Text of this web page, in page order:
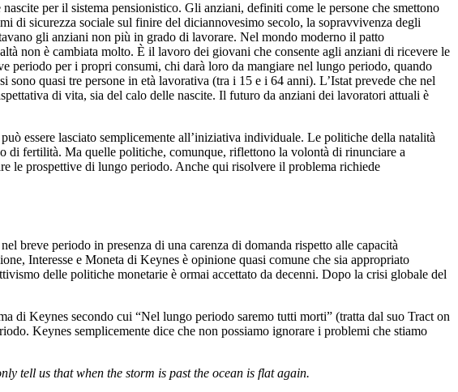
per il sistema pensionistico. Gli anziani, definiti come le persone che smettono
di sicurezza sociale sul finire del diciannovesimo secolo, la sopravvivenza degli
gli anziani non più in grado di lavorare. Nel mondo moderno il patto
non è cambiata molto. È il lavoro dei giovani che consente agli anziani di ricevere le
periodo per i propri consumi, chi darà loro da mangiare nel lungo periodo, quando
quasi tre persone in età lavorativa (tra i 15 e i 64 anni). L’Istat prevede che nel
di vita, sia del calo delle nascite. Il futuro da anziani dei lavoratori attuali è
essere lasciato semplicemente all’iniziativa individuale. Le politiche della natalità
di fertilità. Ma quelle politiche, comunque, riflettono la volontà di rinunciare a
le prospettive di lungo periodo. Anche qui risolvere il problema richiede
breve periodo in presenza di una carenza di domanda rispetto alle capacità
Interesse e Moneta di Keynes è opinione quasi comune che sia appropriato
delle politiche monetarie è ormai accettato da decenni. Dopo la crisi globale del
di Keynes secondo cui “Nel lungo periodo saremo tutti morti” (tratta dal suo Tract on
Keynes semplicemente dice che non possiamo ignorare i problemi che stiamo
tell us that when the storm is past the ocean is flat again.